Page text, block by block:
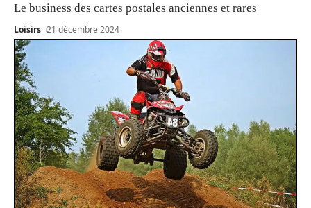
Le business des cartes postales anciennes et rares
Loisirs 21 décembre 2024